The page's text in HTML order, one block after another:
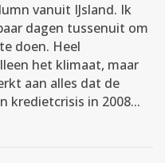
vanuit IJsland. Ik
dagen tussenuit om
doen. Heel
het klimaat, maar
aan alles dat de
kredietcrisis in 2008...